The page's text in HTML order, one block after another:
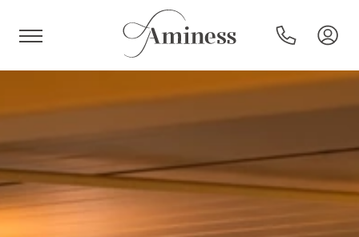
HR
Hotels und Resorts
Campingplätze
Sonderangebote